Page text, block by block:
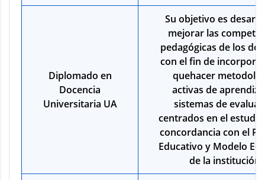
Diplomado en
Docencia
Universitaria UA
Su objetivo es
mejorar las
pedagógicas de los
con el fin de
quehacer
activas de
sistemas de
centrados en el
concordancia con el
Educativo y Modelo
de la institución.